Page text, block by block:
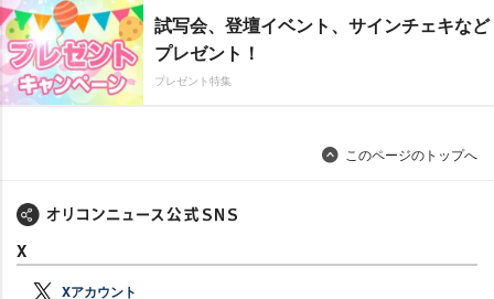
試写会、登壇イベント、サインチェキなど
プレゼント！
プレゼント特集
このページのトップへ
X
Xアカウント